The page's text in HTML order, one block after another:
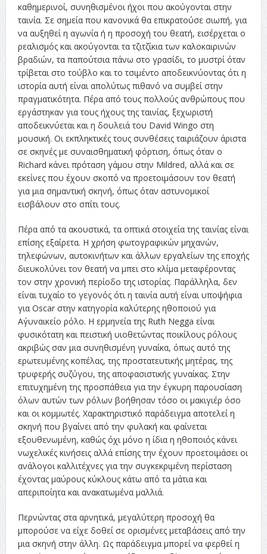
καθημερινοί, συνηθισμένοι ήχοι που ακούγονται στην
ταινία. Σε σημεία που κανονικά θα επικρατούσε σιωπή, για
να αυξηθεί η αγωνία ή η προσοχή του θεατή, εισέρχεται ο
ρεαλισμός και ακούγονται τα τζιτζίκια των καλοκαιρινών
βραδιών, τα παπούτσια πάνω στο γρασίδι, το μυστρί όταν
τρίβεται στο τούβλο και το τσιμέντο αποδεικνύοντας ότι η
ιστορία αυτή είναι απολύτως πιθανό να συμβεί στην
πραγματικότητα. Πέρα από τους πολλούς ανθρώπους που
εργάστηκαν για τους ήχους της ταινίας, ξεχωριστή
αποδεικνύεται και η δουλειά του David Wingo στη
μουσική. Οι εκπληκτικές τους συνθέσεις ταιριάζουν άριστα
σε σκηνές με συναισθηματική φόρτιση, όπως όταν ο
Richard κάνει πρόταση γάμου στην Mildred, αλλά και σε
εκείνες που έχουν σκοπό να προετοιμάσουν τον θεατή
για μια σημαντική σκηνή, όπως όταν αστυνομικοί
εισβάλουν στο σπίτι τους.
Πέρα από τα ακουστικά, τα οπτικά στοιχεία της ταινίας είναι
επίσης εξαίρετα. Η χρήση φωτογραφικών μηχανών,
τηλεφώνων, αυτοκινήτων και άλλων εργαλείων της εποχής
διευκολύνει τον θεατή να μπει στο κλίμα μεταφέροντας
τον στην χρονική περίοδο της ιστορίας. Παράλληλα, δεν
είναι τυχαίο το γεγονός ότι η ταινία αυτή είναι υποψήφια
για Oscar στην κατηγορία καλύτερης ηθοποιού για
Α΄γυναικείο ρόλο. Η ερμηνεία της Ruth Negga είναι
φυσικότατη και πειστική υιοθετώντας ποικίλους ρόλους
ακριβώς σαν μια συνηθισμένη γυναίκα, όπως αυτό της
ερωτευμένης κοπέλας, της προστατευτικής μητέρας, της
τρυφερής συζύγου, της αποφασιστικής γυναίκας. Στην
επιτυχημένη της προσπάθεια για την έγκυρη παρουσίαση
όλων αυτών των ρόλων βοήθησαν τόσο οι μακιγιέρ όσο
και οι κομμωτές. Χαρακτηριστικό παράδειγμα αποτελεί η
σκηνή που βγαίνει από την φυλακή και φαίνεται
εξουθενωμένη, καθώς όχι μόνο η ίδια η ηθοποιός κάνει
νωχελικές κινήσεις αλλά επίσης την έχουν προετοιμάσει οι
ανάλογοι καλλιτέχνες για την συγκεκριμένη περίσταση
έχοντας μαύρους κύκλους κάτω από τα μάτια και
απεριποίητα και ανακατωμένα μαλλιά.
Περνώντας στα αρνητικά, μεγαλύτερη προσοχή θα
μπορούσε να είχε δοθεί σε ορισμένες μεταβάσεις από την
μια σκηνή στην άλλη. Ως παράδειγμα μπορεί να φερθεί η